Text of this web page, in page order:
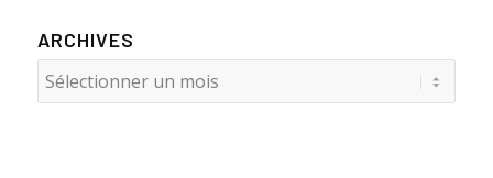
ARCHIVES